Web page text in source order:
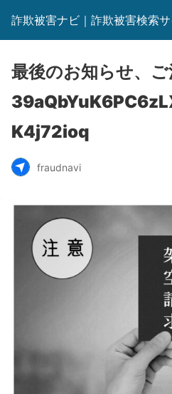
詐欺被害ナビ｜詐欺被害検索サ
最後のお知らせ、ご
K4j72ioq
fraudnavi